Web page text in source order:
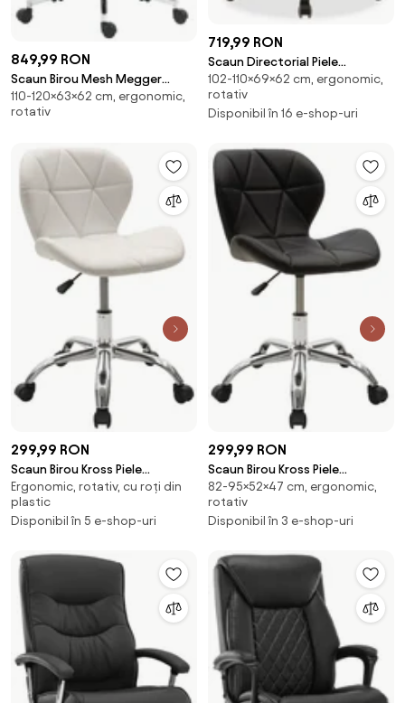
849,99 RON
Scaun Birou Mesh Megger
Negru
110-120×63×62 cm, ergonomic,
rotativ
719,99 RON
Scaun Directorial Piele
Ecologica Roger Negru
102-110×69×62 cm, ergonomic,
rotativ
Disponibil în 16 e-shop-uri
299,99 RON
Scaun Birou Kross Piele
Ecologica Alb
Ergonomic, rotativ, cu roți din
plastic
Disponibil în 5 e-shop-uri
299,99 RON
Scaun Birou Kross Piele
Ecologica Negru
82-95×52×47 cm, ergonomic,
rotativ
Disponibil în 3 e-shop-uri